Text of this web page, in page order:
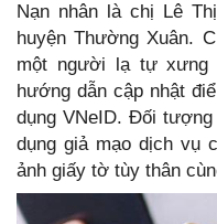
Nạn nhân là chị Lê
huyện Thường Xuân.
một người lạ tự xưng
hướng dẫn cập nhật
dụng VNeID. Đối
dụng giả mạo dịch vụ
ảnh giấy tờ tùy thân